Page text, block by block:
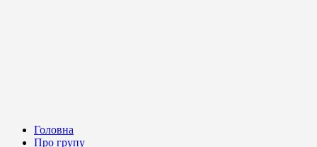
Головна
Про групу